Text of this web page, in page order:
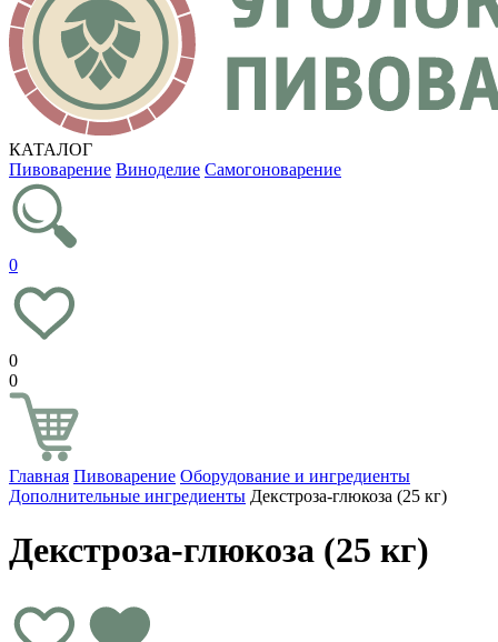
КАТАЛОГ
Пивоварение Виноделие Самогоноварение
0
0
0
Главная Пивоварение Оборудование и ингредиенты
Дополнительные ингредиенты Декстроза-глюкоза (25 кг)
Декстроза-глюкоза (25 кг)